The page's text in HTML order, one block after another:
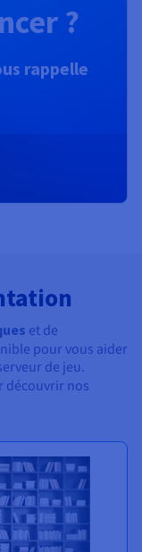
?
rappelle
et de
pour vous aider
de jeu.
découvrir nos